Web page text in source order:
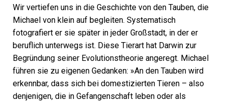
Wir vertiefen uns in die Geschichte von den Tauben, die
Michael von klein auf begleiten. Systematisch
fotografiert er sie später in jeder Großstadt, in der er
beruflich unterwegs ist. Diese Tierart hat Darwin zur
Begründung seiner Evolutionstheorie angeregt. Michael
führen sie zu eigenen Gedanken: »An den Tauben wird
erkennbar, dass sich bei domestizierten Tieren – also
denjenigen, die in Gefangenschaft leben oder als